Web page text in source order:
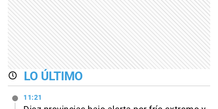
LO ÚLTIMO
11:21